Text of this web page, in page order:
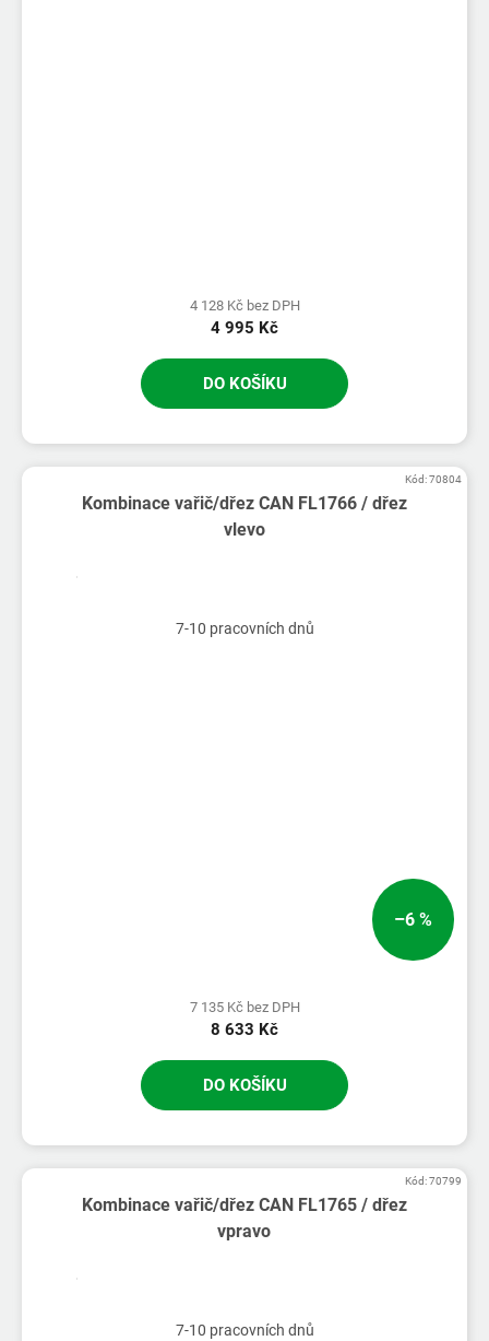
4 128 Kč bez DPH
4 995 Kč
DO KOŠÍKU
Kombinace vařič/dřez CAN FL1766 / dřez
vlevo
7-10 pracovních dnů
–6 %
7 135 Kč bez DPH
8 633 Kč
DO KOŠÍKU
Kód:70804
Kombinace vařič/dřez CAN FL1765 / dřez
vpravo
7-10 pracovních dnů
Kód:70799